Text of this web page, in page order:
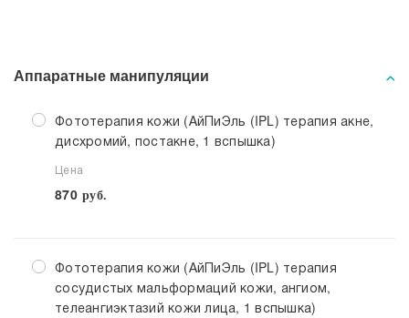
Аппаратные манипуляции
Фототерапия кожи (АйПиЭль (IPL) терапия акне,
дисхромий, постакне, 1 вспышка)
Цена
870 руб.
Фототерапия кожи (АйПиЭль (IPL) терапия
сосудистых мальформаций кожи, ангиом,
телеангиэктазий кожи лица, 1 вспышка)